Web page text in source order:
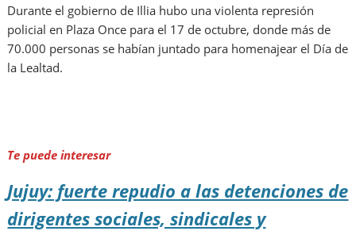
Durante el gobierno de Illia hubo una violenta represión
policial en Plaza Once para el 17 de octubre, donde más de
70.000 personas se habían juntado para homenajear el Día de
la Lealtad.
Te puede interesar
Jujuy: fuerte repudio a las detenciones de
dirigentes sociales, sindicales y